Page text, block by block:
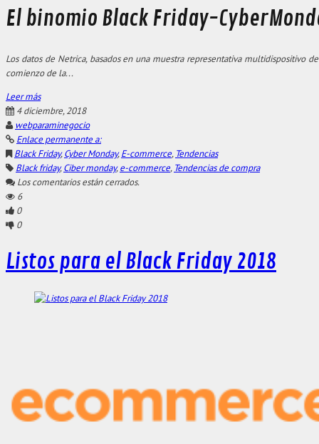
El binomio Black Friday-
Los datos de Netrica, basados en una muestra representativa
comienzo de la...
Leer más
4 diciembre, 2018
webparaminegocio
Enlace permanente a:
Black Friday,Cyber Monday,E-commerce, Tendencias
Black friday,Ciber monday,e-commerce, Tendencias de compra
Los comentarios están cerrados.
6
0
0
Listos para el Black Friday 2018